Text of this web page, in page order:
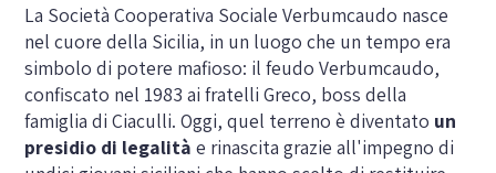
La Società Cooperativa Sociale Verbumcaudo nasce
nel cuore della Sicilia, in un luogo che un tempo era
simbolo di potere mafioso: il feudo Verbumcaudo,
confiscato nel 1983 ai fratelli Greco, boss della
famiglia di Ciaculli. Oggi, quel terreno è diventato un
presidio di legalità e rinascita grazie all'impegno di